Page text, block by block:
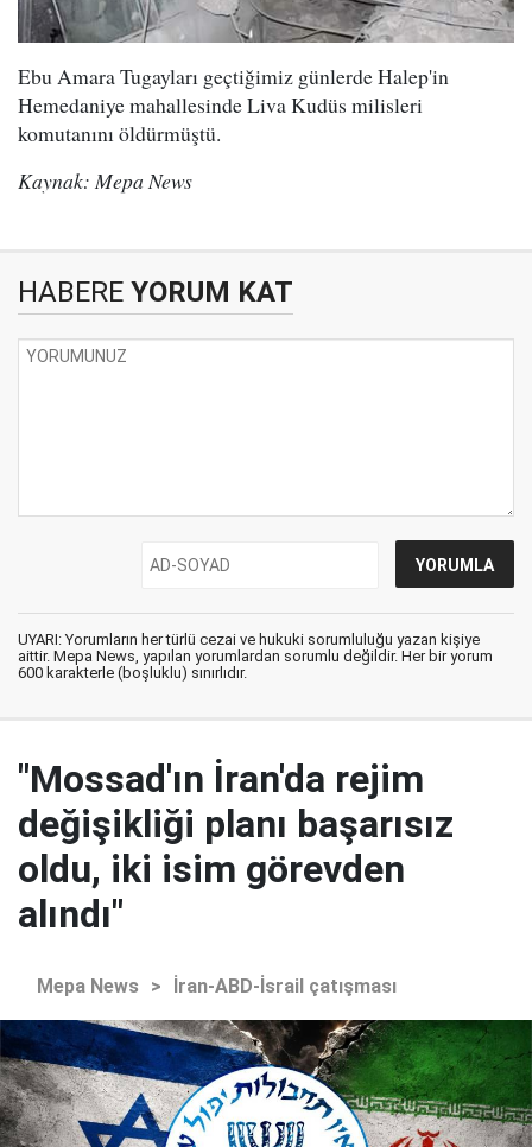
Ebu Amara Tugayları geçtiğimiz günlerde Halep'in
Hemedaniye mahallesinde Liva Kudüs milisleri
komutanını öldürmüştü.
Kaynak: Mepa News
HABERE YORUM KAT
UYARI: Yorumların her türlü cezai ve hukuki sorumluluğu yazan kişiye
aittir. Mepa News, yapılan yorumlardan sorumlu değildir. Her bir yorum
600 karakterle (boşluklu) sınırlıdır.
"Mossad'ın İran'da rejim
değişikliği planı başarısız
oldu, iki isim görevden
alındı"
Mepa News > İran-ABD-İsrail çatışması